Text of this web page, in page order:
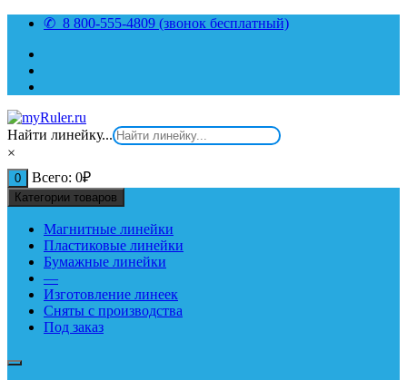
Перейти
содержимому
✆ 8 800-555-4809 (звонок бесплатный)
Найти линейку...
×
0 Всего: 0₽
Категории товаров
Магнитные линейки
Пластиковые линейки
Бумажные линейки
—
Изготовление линеек
Сняты с производства
Под заказ